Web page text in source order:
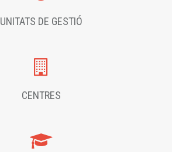
UNITATS DE GESTIÓ
CENTRES